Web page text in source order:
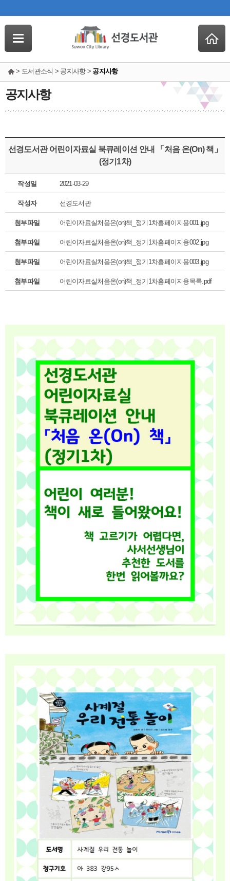
> 도서관소식 > 공지사항 > 공지사항
공지사항
선경도서관 어린이자료실 북큐레이션 안내 「처음 온(On) 책」
(정기1차)
작성일 2021-03-29
작성자 선경도서관
첨부파일 어린이자료실처음온(on)책_정기1차홈페이지용001.jpg
첨부파일 어린이자료실처음온(on)책_정기1차홈페이지용002.jpg
첨부파일 어린이자료실처음온(on)책_정기1차홈페이지용003.jpg
첨부파일 어린이자료실처음온(on)책_정기1차홈페이지용목록.pdf